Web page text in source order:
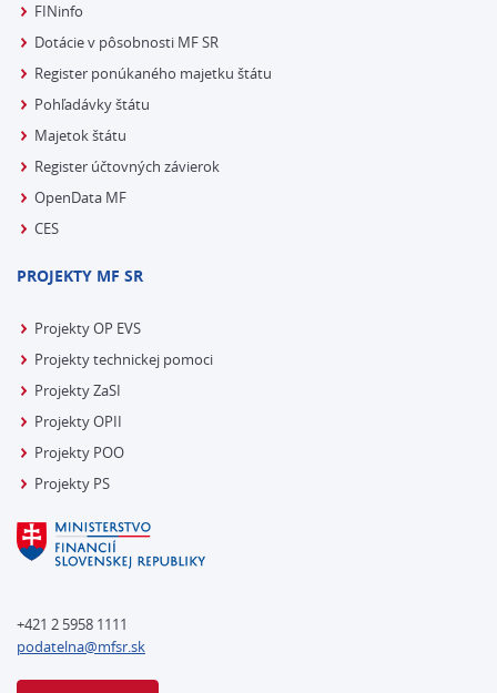
FINinfo
Dotácie v pôsobnosti MF SR
Register ponúkaného majetku štátu
Pohľadávky štátu
Majetok štátu
Register účtovných závierok
OpenData MF
CES
PROJEKTY MF SR
Projekty OP EVS
Projekty technickej pomoci
Projekty ZaSI
Projekty OPII
Projekty POO
Projekty PS
+421 2 5958 1111
podatelna@mfsr.sk